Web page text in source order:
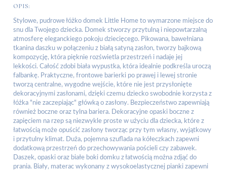
OPIS:
Stylowe, pudrowe łóżko domek Little Home to wymarzone miejsce do
snu dla Twojego dziecka. Domek stworzy przytulną i niepowtarzalną
atmosferę eleganckiego pokoju dziecięcego. Pikowana, bawełniana
tkanina daszku w połączeniu z białą satyną zasłon, tworzy bajkową
kompozycję, która pięknie rozświetla przestrzeń i nadaje jej
lekkości. Całość zdobi biała wypustka, która idealnie podkreśla uroczą
falbankę. Praktyczne, frontowe barierki po prawej i lewej stronie
tworzą centralne, wygodne wejście, które nie jest przysłonięte
dekoracyjnymi zasłonami, dzięki czemu dziecko swobodnie korzysta z
łóżka "nie zaczepiając" główką o zasłony. Bezpieczeństwo zapewniają
również boczne oraz tylna bariera. Dekoracyjne opaski boczne z
zapięciem na rzep są niezwykle proste w użyciu dla dziecka, które z
łatwością może opuścić zasłony tworząc przy tym własny, wyjątkowy
i przytulny klimat. Duża, pojemna szuflada na kółeczkach zapewni
dodatkową przestrzeń do przechowywania pościeli czy zabawek.
Daszek, opaski oraz białe boki domku z łatwością można zdjąć do
prania. Biały, materac wykonany z wysokoelastycznej pianki zapewni